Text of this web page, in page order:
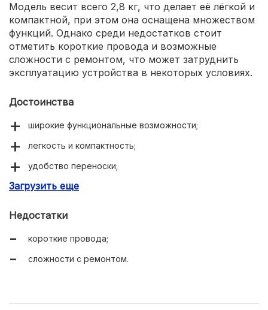
Модель весит всего 2,8 кг, что делает её лёгкой и
компактной, при этом она оснащена множеством
функций. Однако среди недостатков стоит
отметить короткие провода и возможные
сложности с ремонтом, что может затруднить
эксплуатацию устройства в некоторых условиях.
Достоинства
широкие функциональные возможности;
легкость и компактность;
удобство переноски;
эффективное охлаждение.
Загрузить еще
Недостатки
короткие провода;
сложности с ремонтом.